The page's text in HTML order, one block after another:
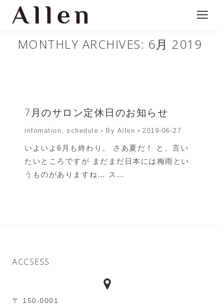
MONTHLY ARCHIVES: 6月 2019
7月のサロン定休日のお知らせ
infomation, schedule By Allen 2019-06-27
いよいよ6月も終わり、 さあ夏だ！ と、言い
たいところですが まだまだ日本には梅雨とい
うものがありますね… ス…
ACCSESS
〒 150-0001